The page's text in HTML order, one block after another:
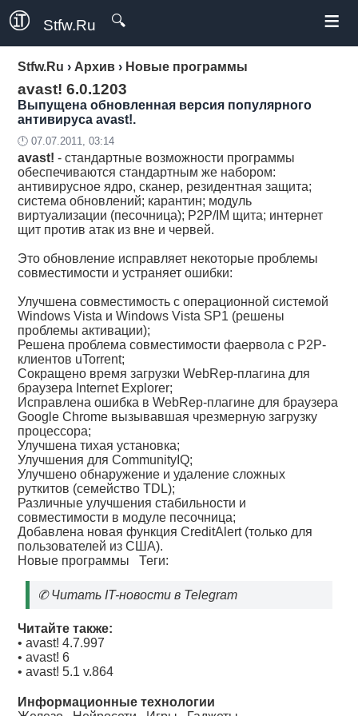
Stfw.Ru 🔍 ≡
Stfw.Ru › Архив › Новые программы
avast! 6.0.1203
Выпущена обновленная версия популярного
антивируса avast!.
🕛 07.07.2011, 03:14
avast! - стандартные возможности программы
обеспечиваются стандартным же набором:
антивирусное ядро, сканер, резидентная защита;
система обновлений; карантин; модуль
виртуализации (песочница); P2P/IM щита; интернет
щит против атак из вне и червей.
Это обновление исправляет некоторые проблемы
совместимости и устраняет ошибки:
Улучшена совместимость с операционной системой
Windows Vista и Windows Vista SP1 (решены
проблемы активации);
Решена проблема совместимости фаервола с P2P-
клиентов uTorrent;
Сокращено время загрузки WebRep-плагина для
браузера Internet Explorer;
Исправлена ошибка в WebRep-плагине для браузера
Google Chrome вызывавшая чрезмерную загрузку
процессора;
Улучшена тихая установка;
Улучшения для CommunityIQ;
Улучшено обнаружение и удаление сложных
руткитов (семейство TDL);
Различные улучшения стабильности и
совместимости в модуле песочница;
Добавлена новая функция CreditAlert (только для
пользователей из США).
Новые программы Теги:
✆Читать IT-новости в Telegram
Читайте также:
•avast! 4.7.997
•avast! 6
•avast! 5.1 v.864
Информационные технологии